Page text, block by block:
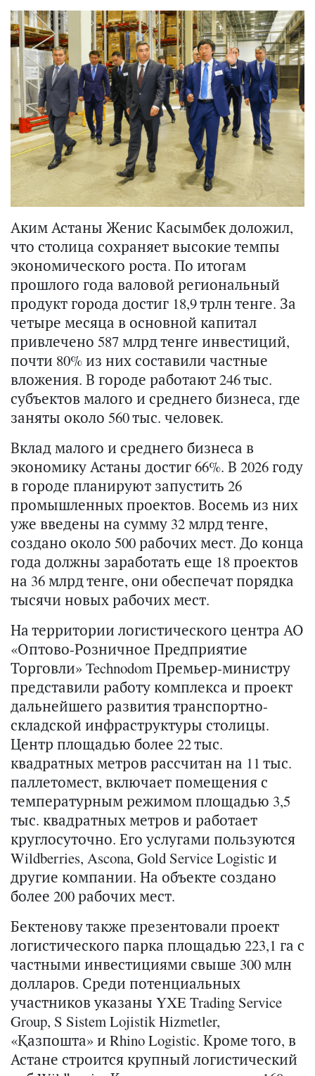
Аким Астаны Женис Касымбек доложил,
что столица сохраняет высокие темпы
экономического роста. По итогам
прошлого года валовой региональный
продукт города достиг 18,9 трлн тенге. За
четыре месяца в основной капитал
привлечено 587 млрд тенге инвестиций,
почти 80% из них составили частные
вложения. В городе работают 246 тыс.
субъектов малого и среднего бизнеса, где
заняты около 560 тыс. человек.
Вклад малого и среднего бизнеса в
экономику Астаны достиг 66%. В 2026 году
в городе планируют запустить 26
промышленных проектов. Восемь из них
уже введены на сумму 32 млрд тенге,
создано около 500 рабочих мест. До конца
года должны заработать еще 18 проектов
на 36 млрд тенге, они обеспечат порядка
тысячи новых рабочих мест.
На территории логистического центра АО
«Оптово-Розничное Предприятие
Торговли» Technodom Премьер-министру
представили работу комплекса и проект
дальнейшего развития транспортно-
складской инфраструктуры столицы.
Центр площадью более 22 тыс.
квадратных метров рассчитан на 11 тыс.
паллетомест, включает помещения с
температурным режимом площадью 3,5
тыс. квадратных метров и работает
круглосуточно. Его услугами пользуются
Wildberries, Ascona, Gold Service Logistic и
другие компании. На объекте создано
более 200 рабочих мест.
Бектенову также презентовали проект
логистического парка площадью 223,1 га с
частными инвестициями свыше 300 млн
долларов. Среди потенциальных
участников указаны YXE Trading Service
Group, S Sistem Lojistik Hizmetler,
«Қазпошта» и Rhino Logistic. Кроме того, в
Астане строится крупный логистический